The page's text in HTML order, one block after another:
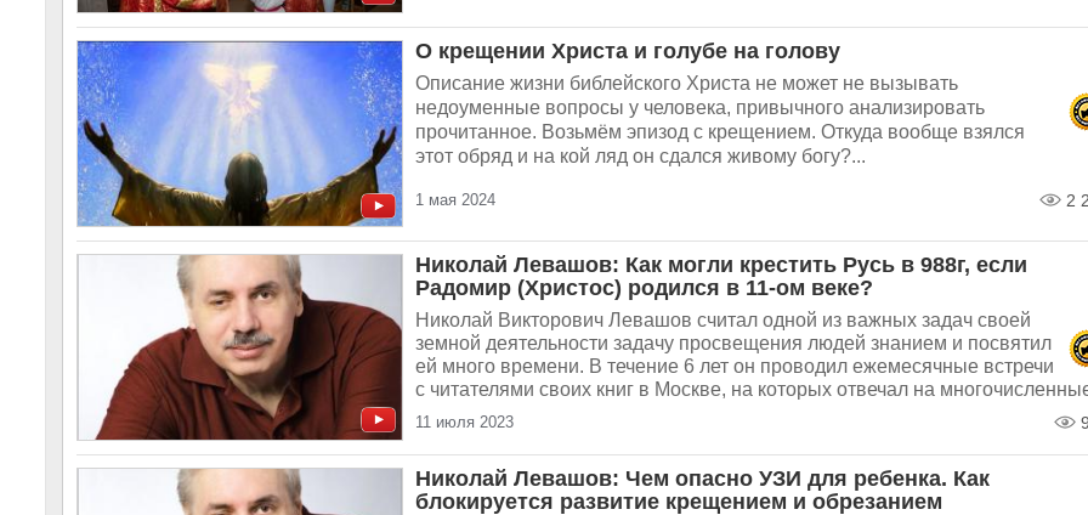
О крещении Христа и голубе на голову
Описание жизни библейского Христа не может не вызывать
недоуменные вопросы у человека, привычного анализировать
прочитанное. Возьмём эпизод с крещением. Откуда вообще взялся
этот обряд и на кой ляд он сдался живому богу?...
1 мая 2024 2
Николай Левашов: Как могли крестить Русь в 988г, если
Радомир (Христос) родился в 11-ом веке?
Николай Викторович Левашов считал одной из важных задач своей
земной деятельности задачу просвещения людей знанием и посвятил
ей много времени. В течение 6 лет он проводил ежемесячные встречи
с читателями своих книг в Москве, на которых отвечал на
11 июля 2023
Николай Левашов: Чем опасно УЗИ для ребенка. Как
блокируется развитие крещением и обрезанием